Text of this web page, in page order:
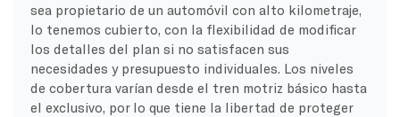
sea propietario de un automóvil con alto kilometraje,
lo tenemos cubierto, con la flexibilidad de modificar
los detalles del plan si no satisfacen sus
necesidades y presupuesto individuales. Los niveles
de cobertura varían desde el tren motriz básico hasta
el exclusivo, por lo que tiene la libertad de proteger